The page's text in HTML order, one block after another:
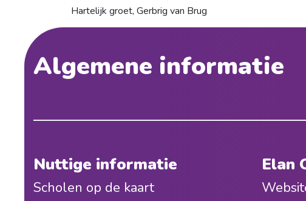
Hartelijk groet, Gerbrig van Brug
Algemene informatie
Nuttige informatie
Scholen op de kaart
Elan